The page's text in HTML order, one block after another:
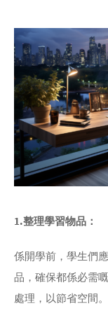
1.整理學習物品：
係開學前，學生們
品，確保都係必需
處理，以節省空間。